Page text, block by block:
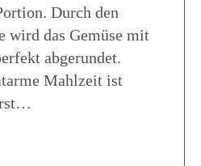
Durch den
wird das Gemüse mit
abgerundet.
Mahlzeit ist